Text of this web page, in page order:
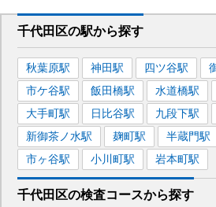
千代田区の駅から探す
秋葉原駅 神田駅 四ツ谷駅
市ケ谷駅 飯田橋駅 水道橋駅
大手町駅 日比谷駅 九段下駅
新御茶ノ水駅 麹町駅 半蔵門駅
市ヶ谷駅 小川町駅 岩本町駅
千代田区の検査コースから探す